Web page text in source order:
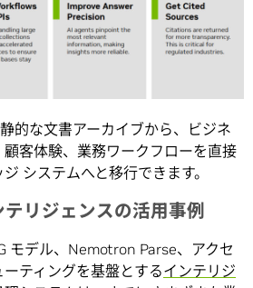
的な文書アーカイブから、ビジネ
客体験、業務ワークフローを直接
システムへと移行できます。
リジェンスの活用事例
モデル、Nemotron Parse、アクセ
ティングを基盤とするインテリジ